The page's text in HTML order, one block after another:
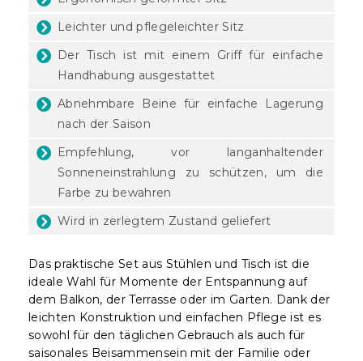
Leichter und pflegeleichter Sitz
Der Tisch ist mit einem Griff für einfache
Handhabung ausgestattet
Abnehmbare Beine für einfache Lagerung
nach der Saison
Empfehlung, vor langanhaltender
Sonneneinstrahlung zu schützen, um die
Farbe zu bewahren
Wird in zerlegtem Zustand geliefert
Das praktische Set aus Stühlen und Tisch ist die
ideale Wahl für Momente der Entspannung auf
dem Balkon, der Terrasse oder im Garten. Dank der
leichten Konstruktion und einfachen Pflege ist es
sowohl für den täglichen Gebrauch als auch für
saisonales Beisammensein mit der Familie oder